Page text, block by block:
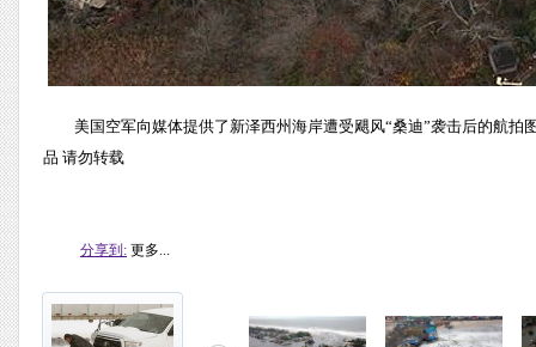
美国空军向媒体提供了新泽西州海岸遭受飓风“桑迪”袭击后的航
品 请勿转载
分享到: 更多...